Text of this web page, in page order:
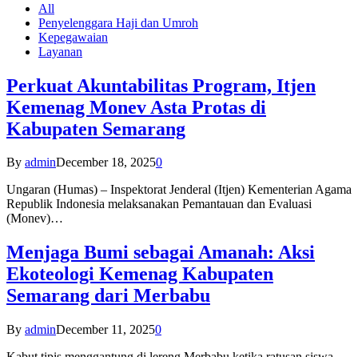
All
Penyelenggara Haji dan Umroh
Kepegawaian
Layanan
Perkuat Akuntabilitas Program, Itjen
Kemenag Monev Asta Protas di
Kabupaten Semarang
By adminDecember 18, 20250
Ungaran (Humas) – Inspektorat Jenderal (Itjen) Kementerian Agama
Republik Indonesia melaksanakan Pemantauan dan Evaluasi
(Monev)…
Menjaga Bumi sebagai Amanah: Aksi
Ekoteologi Kemenag Kabupaten
Semarang dari Merbabu
By adminDecember 11, 20250